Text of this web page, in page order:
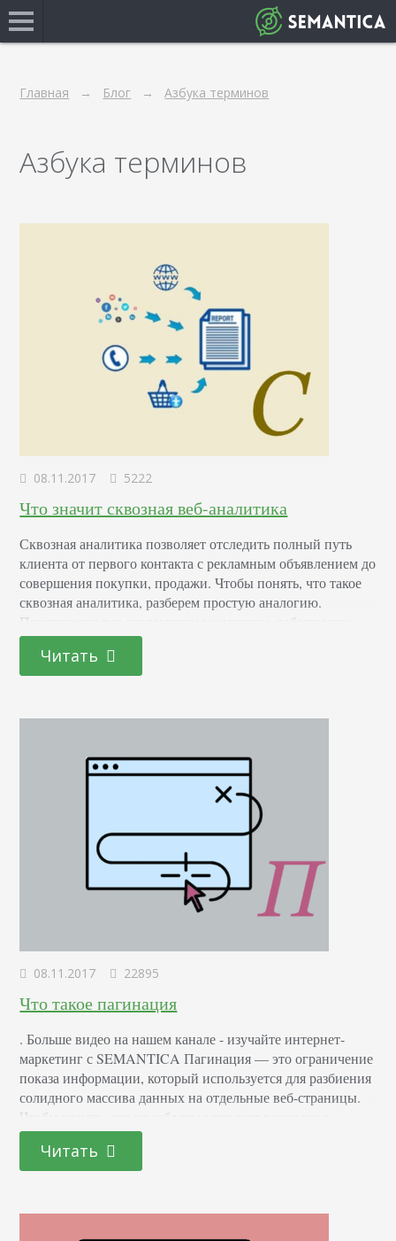
Главная Блог Азбука терминов
Азбука терминов
08.11.2017 5222
Что значит сквозная веб-аналитика
Сквозная аналитика позволяет отследить полный путь
клиента от первого контакта с рекламным объявлением до
совершения покупки, продажи. Чтобы понять, что такое
сквозная аналитика, разберем простую аналогию.
Практически все современные компании, работающие
офлайн, оценивают и премируют своих сотрудников на
основании конкретных результатов их работы
(выполнение плана, объем продаж, объем привлеченных
совершенных звонков, по…
Читать
08.11.2017 22895
Что такое пагинация
. Больше видео на нашем канале - изучайте интернет-
маркетинг с SEMANTICA Пагинация — это ограничение
показа информации, который используется для разбиения
солидного массива данных на отдельные веб-страницы.
Чтобы понять, что из себя представляет пагинация,
разберем простую аналогию. Когда мы используем
справочную литературу или печатный каталог, мы видим,
что информация в нем представлена в упорядоченном
информация…
Читать